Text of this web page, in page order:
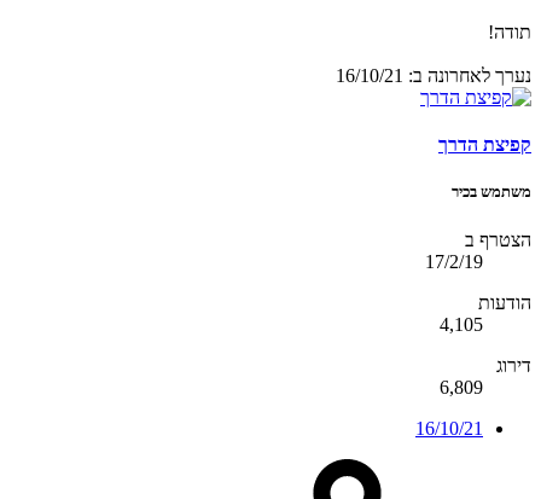
תודה!
נערך לאחרונה ב: 16/10/21
קפיצת הדרך
משתמש בכיר
הצטרף ב
17/2/19
הודעות
4,105
דירוג
6,809
16/10/21